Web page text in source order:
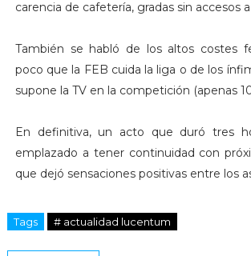
carencia de cafetería, gradas sin accesos a
También se habló de los altos costes
poco que la FEB cuida la liga o de los
supone la TV en la competición (apenas
En definitiva, un acto que duró tres
emplazado a tener continuidad con
que dejó sensaciones positivas entre los
Tags # actualidad lucentum